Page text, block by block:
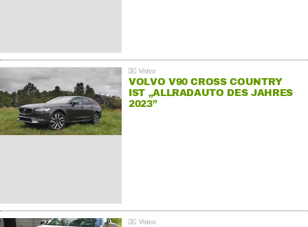
VOLVO V90 CROSS COUNTRY
IST „ALLRADAUTO DES JAHRES
2023”